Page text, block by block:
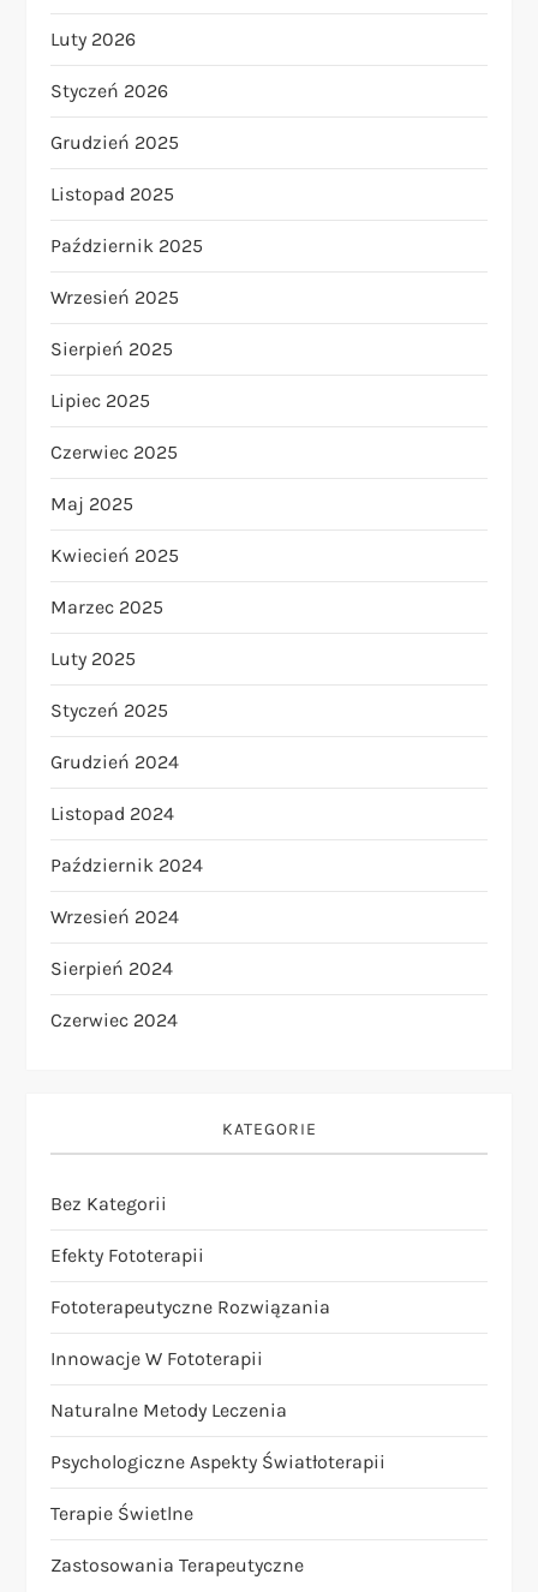
Luty 2026
Styczeń 2026
Grudzień 2025
Listopad 2025
Październik 2025
Wrzesień 2025
Sierpień 2025
Lipiec 2025
Czerwiec 2025
Maj 2025
Kwiecień 2025
Marzec 2025
Luty 2025
Styczeń 2025
Grudzień 2024
Listopad 2024
Październik 2024
Wrzesień 2024
Sierpień 2024
Czerwiec 2024
KATEGORIE
Bez Kategorii
Efekty Fototerapii
Fototerapeutyczne Rozwiązania
Innowacje W Fototerapii
Naturalne Metody Leczenia
Psychologiczne Aspekty Światłoterapii
Terapie Świetlne
Zastosowania Terapeutyczne